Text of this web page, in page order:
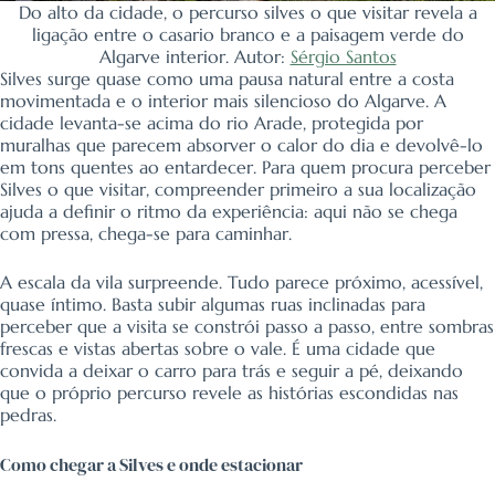
Do alto da cidade, o percurso silves o que visitar revela a
ligação entre o casario branco e a paisagem verde do
Algarve interior. Autor: Sérgio Santos
Silves surge quase como uma pausa natural entre a costa
movimentada e o interior mais silencioso do Algarve. A
cidade levanta-se acima do rio Arade, protegida por
muralhas que parecem absorver o calor do dia e devolvê-lo
em tons quentes ao entardecer. Para quem procura perceber
Silves o que visitar, compreender primeiro a sua localização
ajuda a definir o ritmo da experiência: aqui não se chega
com pressa, chega-se para caminhar.
A escala da vila surpreende. Tudo parece próximo, acessível,
quase íntimo. Basta subir algumas ruas inclinadas para
perceber que a visita se constrói passo a passo, entre sombras
frescas e vistas abertas sobre o vale. É uma cidade que
convida a deixar o carro para trás e seguir a pé, deixando
que o próprio percurso revele as histórias escondidas nas
pedras.
Como chegar a Silves e onde estacionar